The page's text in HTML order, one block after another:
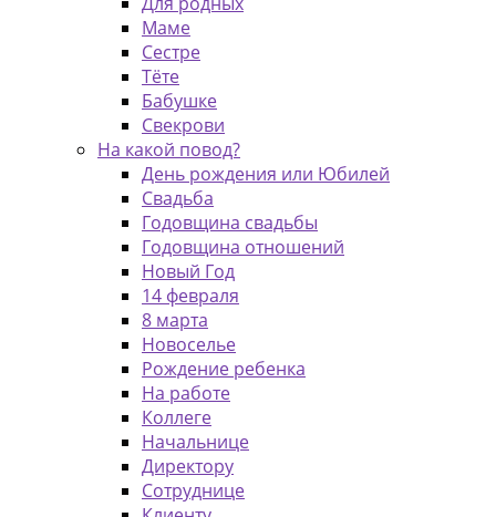
Маме
Сестре
Тёте
Бабушке
Свекрови
На какой повод?
День рождения или Юбилей
Свадьба
Годовщина свадьбы
Годовщина отношений
Новый Год
14 февраля
8 марта
Новоселье
Рождение ребенка
На работе
Коллеге
Начальнице
Директору
Сотруднице